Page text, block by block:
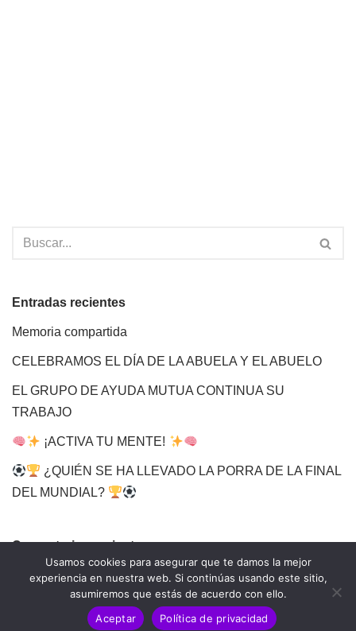
Entradas recientes
Memoria compartida
CELEBRAMOS EL DÍA DE LA ABUELA Y EL ABUELO
EL GRUPO DE AYUDA MUTUA CONTINUA SU
TRABAJO
¡ACTIVA TU MENTE!
¿QUIÉN SE HA LLEVADO LA PORRA DE LA FINAL
DEL MUNDIAL?
Comentarios recientes
Usamos cookies para asegurar que te damos la mejor
experiencia en nuestra web. Si continúas usando este sitio,
asumiremos que estás de acuerdo con ello.
Aceptar
Política de privacidad